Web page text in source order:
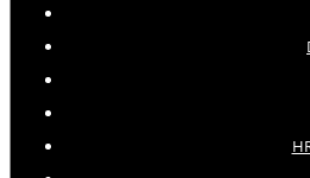
PRESS
HVU
Cilj Pripremnog